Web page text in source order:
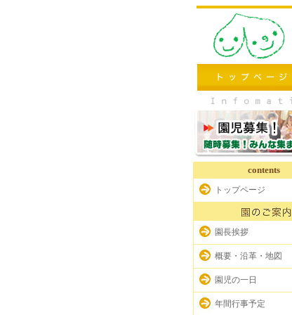
contents
トップページ
園長挨拶
概要・沿革・地図
園児の一日
年間行事予定